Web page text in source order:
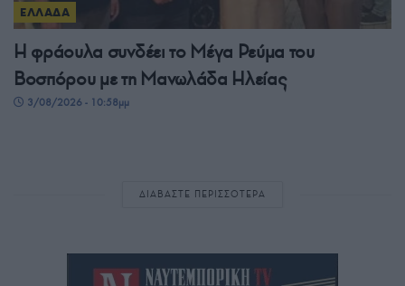
ΕΛΛΑΔΑ
Η φράουλα συνδέει το Μέγα Ρεύμα του
Βοσπόρου με τη Μανωλάδα Ηλείας
3/08/2026 - 10:58μμ
ΔΙΑΒΑΣΤΕ ΠΕΡΙΣΣΟΤΕΡΑ